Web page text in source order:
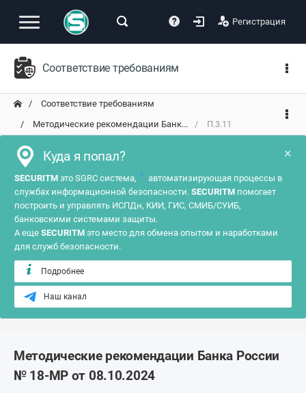
Регистрация
Соответствие требованиям
Соответствие требованиям
Методические рекомендации Банк...
П.3.11
×
Куда я попал?
SECURITM это SGRC система, ?
автоматизирующая процессы в
службах информационной безопасности. SECURITM помогает
построить и управлять ИСПДн, КИИ, ГИС, СМИБ/СУИБ,
банковскими системами защиты.
А еще SECURITM это место для обмена опытом и наработками
для служб безопасности.
Подробнее
Наш канал
Методические рекомендации Банка России
№ 18-МР от 08.10.2024